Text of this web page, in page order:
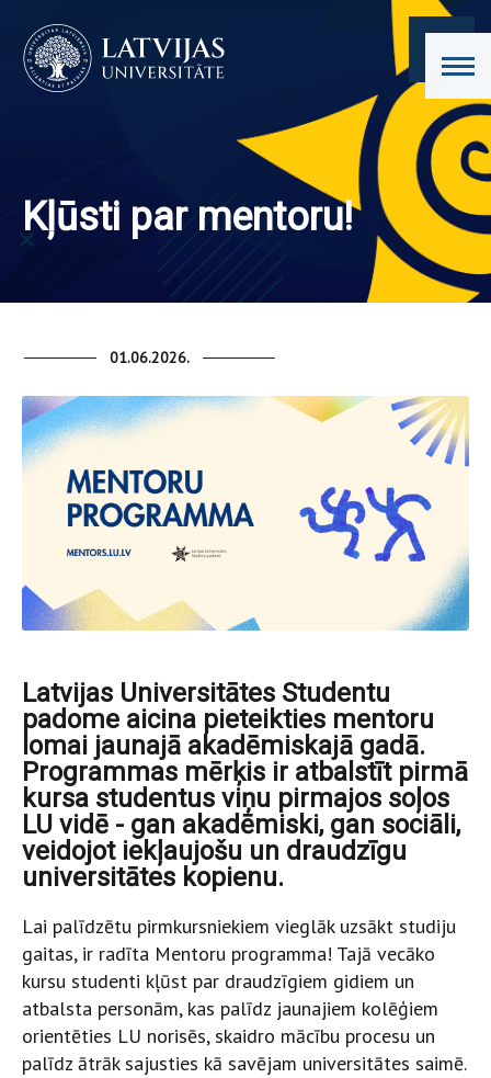
Kļūsti par mentoru!
01.06.2026.
Latvijas Universitātes Studentu
padome aicina pieteikties mentoru
lomai jaunajā akadēmiskajā gadā.
Programmas mērķis ir atbalstīt pirmā
kursa studentus viņu pirmajos soļos
LU vidē - gan akadēmiski, gan sociāli,
veidojot iekļaujošu un draudzīgu
universitātes kopienu.
Lai palīdzētu pirmkursniekiem vieglāk uzsākt studiju
gaitas, ir radīta Mentoru programma! Tajā vecāko
kursu studenti kļūst par draudzīgiem gidiem un
atbalsta personām, kas palīdz jaunajiem kolēģiem
orientēties LU norisēs, skaidro mācību procesu un
palīdz ātrāk sajusties kā savējam universitātes saimē.